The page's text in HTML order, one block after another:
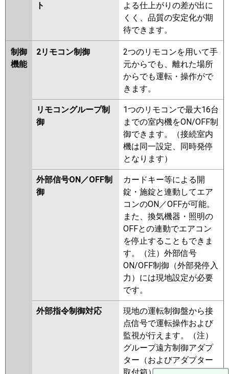
ト
よる仕上がりの差が出に
くく、品質の安定化が期
待できます。
制御
機能
2リモコン制御
2つのリモコンを用いて手
元からでも、離れた場所
からでも運転・操作がで
きます。
リモコングループ制
御
1つのリモコンで最大16台
までの室内機をON/OFF制
御できます。（接続室内
機は同一設定、同時発停
となります）
外部信号ON／OFF制
御
カードキー等による開
錠・施錠と連動してエア
コンのON／OFFが可能。
また、換気機器・照明の
OFFとの連動でエアコン
を停止することもできま
す。（注）外部信号
ON/OFF制御（外部発停入
力）には現地設定が必要
です。
外部指令制御対応
現地の運転制御盤から接
点信号で運転操作および
監視が行えます。（注）
グループ遠方制御アダプ
ター（およびアダプター